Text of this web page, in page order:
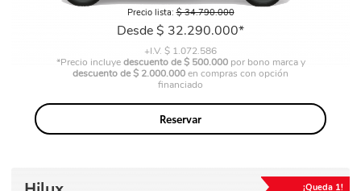
Precio
base
Precio lista:$ 34.790.000
Precio
Desde $ 32.290.000*
+I.V. $ 1.072.586
*Precio incluyedescuento de $ 500.000por bono marca y
descuento de $ 2.000.000en compras con opción
financiado
Reservar
¡Queda 1!